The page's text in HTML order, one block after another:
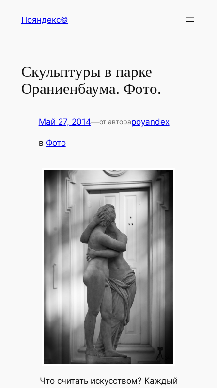
Пояндекс©
Скульптуры в парке
Ораниенбаума. Фото.
Май 27, 2014—от автораpoyandex
в Фото
Что считать искусством? Каждый